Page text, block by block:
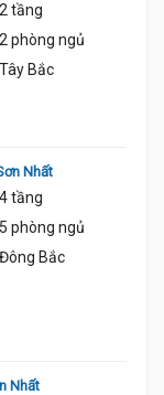
2 tầng
2 phòng ngủ
Tây Bắc
Nhất
4 tầng
5 phòng ngủ
Đông Bắc
Nhất